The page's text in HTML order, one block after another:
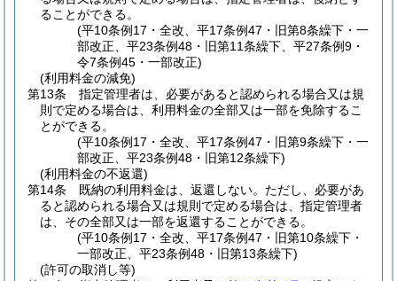
ることができる。
(平10条例17・全改、平17条例47・旧第8条繰下・一
部改正、平23条例48・旧第11条繰下、平27条例9・
令7条例45・一部改正)
(利用料金の減免)
第13条
指定管理者は、必要があると認められる場合又は規
則で定める場合は、利用料金の全部又は一部を免除するこ
とができる。
(平10条例17・全改、平17条例47・旧第9条繰下・一
部改正、平23条例48・旧第12条繰下)
(利用料金の不返還)
第14条
既納の利用料金は、返還しない。 ただし、必要があ
ると認められる場合又は規則で定める場合は、指定管理者
は、その全部又は一部を返還することができる。
(平10条例17・全改、平17条例47・旧第10条繰下・
一部改正、平23条例48・旧第13条繰下)
(許可の取消し等)